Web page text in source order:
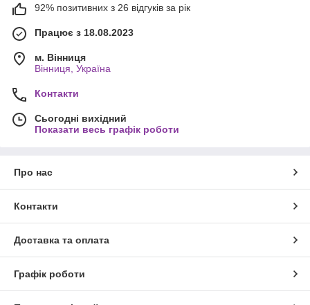
92% позитивних з 26 відгуків за рік
Працює з 18.08.2023
м. Вінниця
Вінниця, Україна
Контакти
Сьогодні вихідний
Показати весь графік роботи
Про нас
Контакти
Доставка та оплата
Графік роботи